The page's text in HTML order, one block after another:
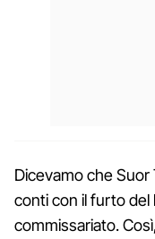
Dicevamo che
conti con il furto del
commissariato.